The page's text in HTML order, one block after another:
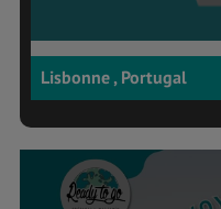
Lisbonne , Portugal